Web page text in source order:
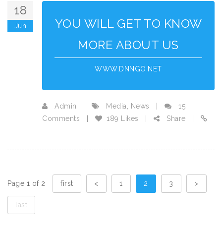
18
Jun
YOU WILL GET TO KNOW
MORE ABOUT US
WWW.DNNGO.NET
Admin Media, News
15
Comments
189 Likes Share
Page 1 of 2 first < 1 2 3 >
last